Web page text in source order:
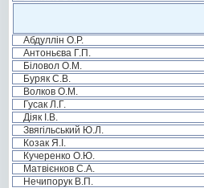
Абдуллін О.Р.
Антоньєва Г.П.
Біловол О.М.
Буряк С.В.
Волков О.М.
Гусак Л.Г.
Діяк І.В.
Звягільський Ю.Л.
Козак Я.І.
Кучеренко О.Ю.
Матвієнков С.А.
Нечипорук В.П.